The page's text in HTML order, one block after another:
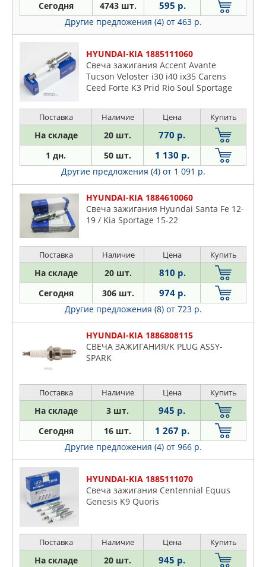
Сегодня 4743 шт. 595 р.
Другие предложения (4) от 463 р.
HYUNDAI-KIA 1885111060
Свеча зажигания Accent Avante
Tucson Veloster i30 i40 ix35 Carens
Ceed Forte K3 Prid Rio Soul Sportage
Поставка Наличие Цена Купить
На складе 20 шт. 770 р.
1 дн. 50 шт. 1 130 р.
Другие предложения (4) от 1 091 р.
HYUNDAI-KIA 1884610060
Свеча зажигания Hyundai Santa Fe 12-
19 / Kia Sportage 15-22
Поставка Наличие Цена Купить
На складе 20 шт. 810 р.
Сегодня 306 шт. 974 р.
Другие предложения (8) от 723 р.
HYUNDAI-KIA 1886808115
СВЕЧА ЗАЖИГАНИЯ/K PLUG ASSY-
SPARK
Поставка Наличие Цена Купить
На складе 3 шт. 945 р.
Сегодня 16 шт. 1 267 р.
Другие предложения (4) от 966 р.
HYUNDAI-KIA 1885111070
Свеча зажигания Centennial Equus
Genesis K9 Quoris
Поставка Наличие Цена Купить
На складе 20 шт. 945 р.